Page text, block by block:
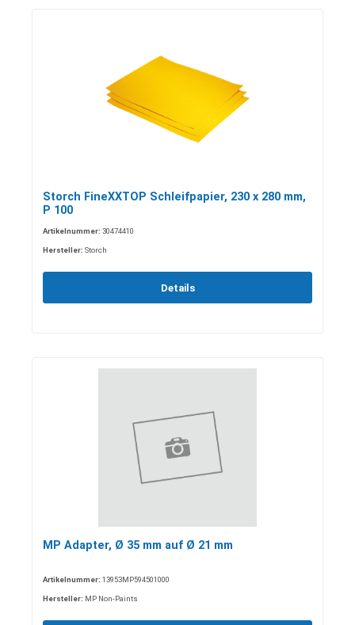
Storch FineXXTOP Schleifpapier, 230 x 280 mm,
P 100
Artikelnummer: 30474410
Hersteller: Storch
Details
MP Adapter, Ø 35 mm auf Ø 21 mm
Artikelnummer: 13953MP594501000
Hersteller: MP Non-Paints